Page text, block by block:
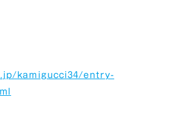
kamigucci34/entry-